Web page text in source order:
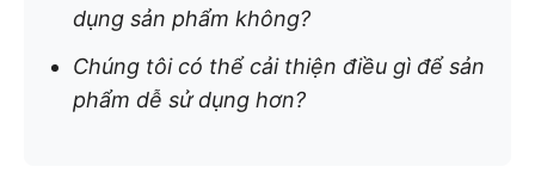
dụng sản phẩm không?
Chúng tôi có thể cải thiện điều gì để sản
phẩm dễ sử dụng hơn?